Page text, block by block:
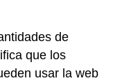
de
que los
usar la web